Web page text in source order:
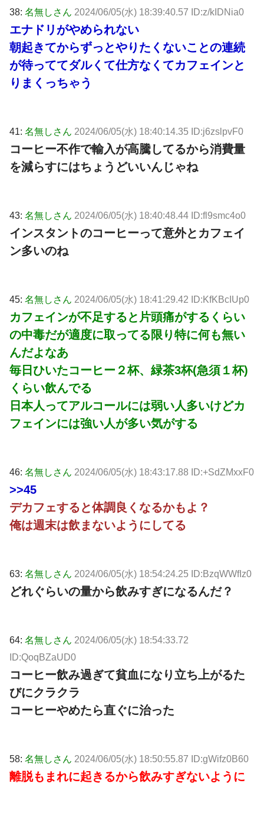
38: 名無しさん 2024/06/05(水) 18:39:40.57 ID:z/kIDNia0
エナドリがやめられない
朝起きてからずっとやりたくないことの連続
が待っててダルくて仕方なくてカフェインと
りまくっちゃう
41: 名無しさん 2024/06/05(水) 18:40:14.35 ID:j6zslpvF0
コーヒー不作で輸入が高騰してるから消費量
を減らすにはちょうどいいんじゃね
43: 名無しさん 2024/06/05(水) 18:40:48.44 ID:fl9smc4o0
インスタントのコーヒーって意外とカフェイ
ン多いのね
45: 名無しさん 2024/06/05(水) 18:41:29.42 ID:KfKBcIUp0
カフェインが不足すると片頭痛がするくらい
の中毒だが適度に取ってる限り特に何も無い
んだよなあ
毎日ひいたコーヒー２杯、緑茶3杯(急須１杯)
くらい飲んでる
日本人ってアルコールには弱い人多いけどカ
フェインには強い人が多い気がする
46: 名無しさん 2024/06/05(水) 18:43:17.88 ID:+SdZMxxF0
>>45
デカフェすると体調良くなるかもよ？
俺は週末は飲まないようにしてる
63: 名無しさん 2024/06/05(水) 18:54:24.25 ID:BzqWWfIz0
どれぐらいの量から飲みすぎになるんだ？
64: 名無しさん 2024/06/05(水) 18:54:33.72
ID:QoqBZaUD0
コーヒー飲み過ぎて貧血になり立ち上がるた
びにクラクラ
コーヒーやめたら直ぐに治った
58: 名無しさん 2024/06/05(水) 18:50:55.87 ID:gWifz0B60
離脱もまれに起きるから飲みすぎないように